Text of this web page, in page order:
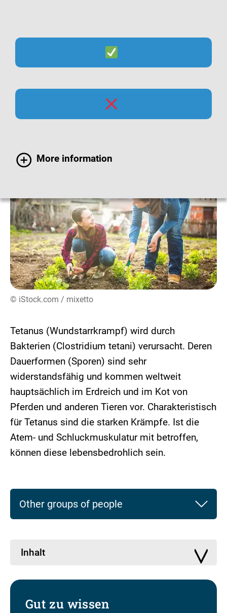
More information
Tetanus-Impfung bei
Erwachsenen
© iStock.com / mixetto
Tetanus (Wundstarrkrampf) wird durch
Bakterien (Clostridium tetani) verursacht. Deren
Dauerformen (Sporen) sind sehr
widerstandsfähig und kommen weltweit
hauptsächlich im Erdreich und im Kot von
Pferden und anderen Tieren vor. Charakteristisch
für Tetanus sind die starken Krämpfe. Ist die
Atem- und Schluckmuskulatur mit betroffen,
können diese lebensbedrohlich sein.
Other groups of people
Inhalt
Gut zu wissen